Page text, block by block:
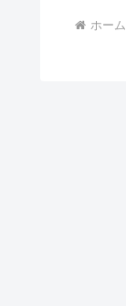
ホーム